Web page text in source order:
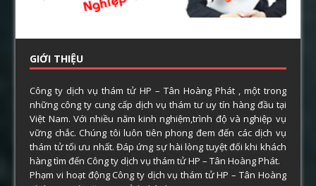
GIỚI THIỆU
Công ty dịch vụ thám tử HP – Tân Hoàng Phát , một trong
những công ty cung cấp dịch vụ thám tư uy tín hàng đầu tại
Việt Nam. Với nhiều năm kinh nghiệm,trình độ và nghiệp vụ
vững chắc. Chúng tôi luôn tiên phong đem đến các dịch vụ
thám tử tối ưu nhất. Đáp ứng sự hài lòng tuyệt đối khi khách
hàng tìm đến Công ty dịch vụ thám tử HP – Tân Hoàng Phát.
Phạm vi hoạt động Công ty dịch vụ thám tử HP – Tân Hoàng